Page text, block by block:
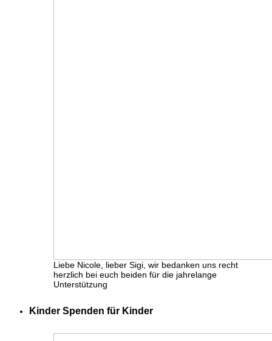
Liebe Nicole, lieber Sigi, wir bedanken uns recht
herzlich bei euch beiden für die jahrelange
Unterstützung
Kinder Spenden für Kinder